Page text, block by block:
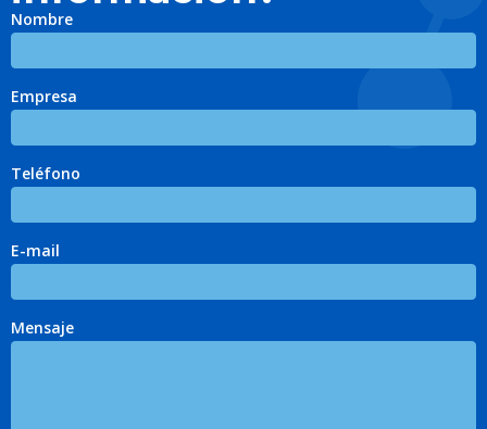
Nombre
Empresa
Teléfono
E-mail
Mensaje